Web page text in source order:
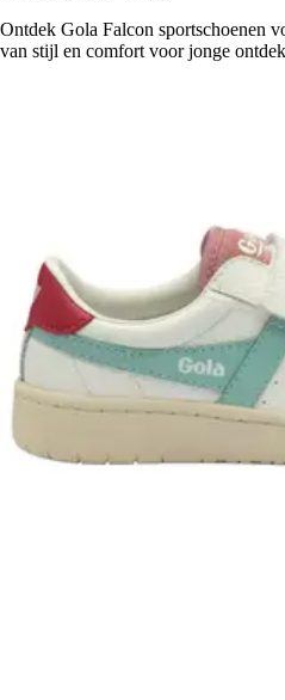
Ontdek Gola Falcon sportschoenen
van stijl en comfort voor jonge